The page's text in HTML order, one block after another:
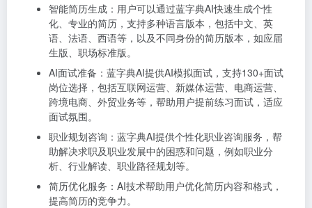
智能简历生成：用户可以通过蓝字典AI快速生成个性
化、专业的简历，支持多种语言版本，包括中文、英
语、法语、西语等，以及不同身份的简历版本，如应届
生版、职场标准版。
AI面试准备：蓝字典AI提供AI模拟面试，支持130+面试
岗位选择，包括互联网运营、新媒体运营、电商运营、
跨境电商、外贸业务等，帮助用户提前练习面试，适应
面试氛围。
职业规划咨询：蓝字典AI提供个性化职业咨询服务，帮
助解决求职及职业发展中的困惑和问题，例如职业分
析、行业解读、职业路径规划等。
简历优化服务：AI技术帮助用户优化简历内容和格式，
提高简历的竞争力。